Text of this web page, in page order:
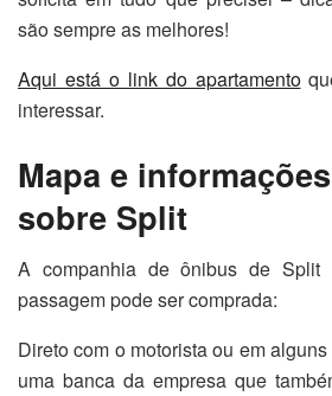
são sempre as melhores!
Aqui está o link do apartamento
interessar.
Mapa e
sobre Split
A companhia de ônibus de Split
passagem pode ser comprada:
Direto com o motorista ou em
uma banca da empresa que